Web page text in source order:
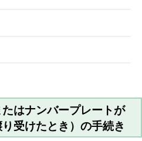
はナンバープレートが
受けたとき）の手続き